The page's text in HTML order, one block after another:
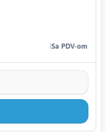
Sa PDV-om